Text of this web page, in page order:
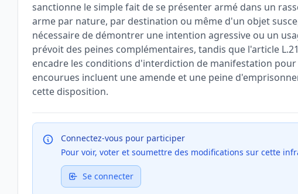
sanctionne le simple fait de se présenter armé dans un
arme par nature, par destination ou même d'un objet
nécessaire de démontrer une intention agressive ou un
prévoit des peines complémentaires, tandis que l'article
encadre les conditions d'interdiction de manifestation pour
encourues incluent une amende et une peine
cette disposition.
Connectez-vous pour participer
Pour voir, voter et soumettre des modifications sur cette
Se connecter